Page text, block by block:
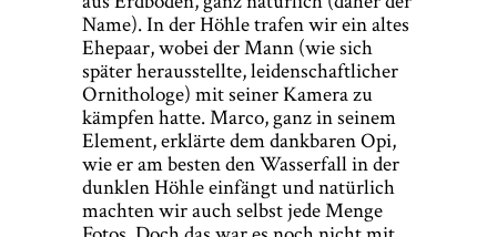
Name). In der Höhle trafen wir ein altes
Ehepaar, wobei der Mann (wie sich
später herausstellte, leidenschaftlicher
Ornithologe) mit seiner Kamera zu
kämpfen hatte. Marco, ganz in seinem
Element, erklärte dem dankbaren Opi,
wie er am besten den Wasserfall in der
dunklen Höhle einfängt und natürlich
machten wir auch selbst jede Menge